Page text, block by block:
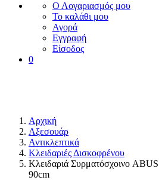
Ο Λογαριασμός μου
Το καλάθι μου
Αγορά
Εγγραφή
Είσοδος
0
Αρχική
Αξεσουάρ
Αντικλεπτικά
Κλειδαριές Δισκοφρένου
Κλειδαριά Συρματόσχοινο
90cm